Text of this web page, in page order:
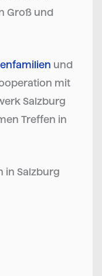
Groß und
und
mit
Salzburg
Treffen in
in Salzburg